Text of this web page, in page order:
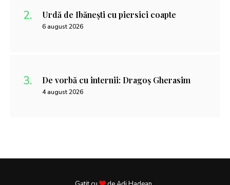
Urdă de Ibănești cu piersici coapte
6 august 2026
De vorbă cu internii: Dragoș Gherasim
4 august 2026